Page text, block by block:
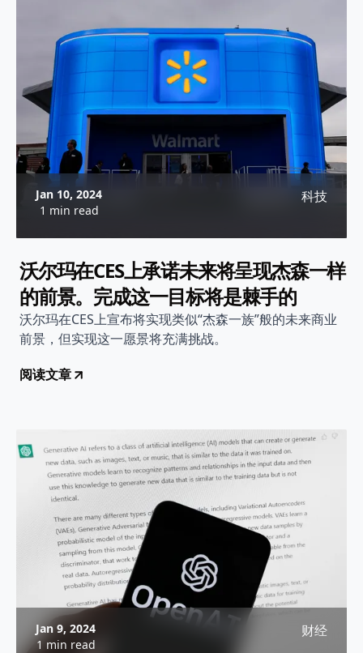
Jan 10, 2024
1 min read
科技
沃尔玛在CES上承诺未来将呈现杰森一样
的前景。完成这一目标将是棘手的
沃尔玛在CES上宣布将实现类似“杰森一族”般的未来商业
前景，但实现这一愿景将充满挑战。
阅读文章
Jan 9, 2024
1 min read
财经